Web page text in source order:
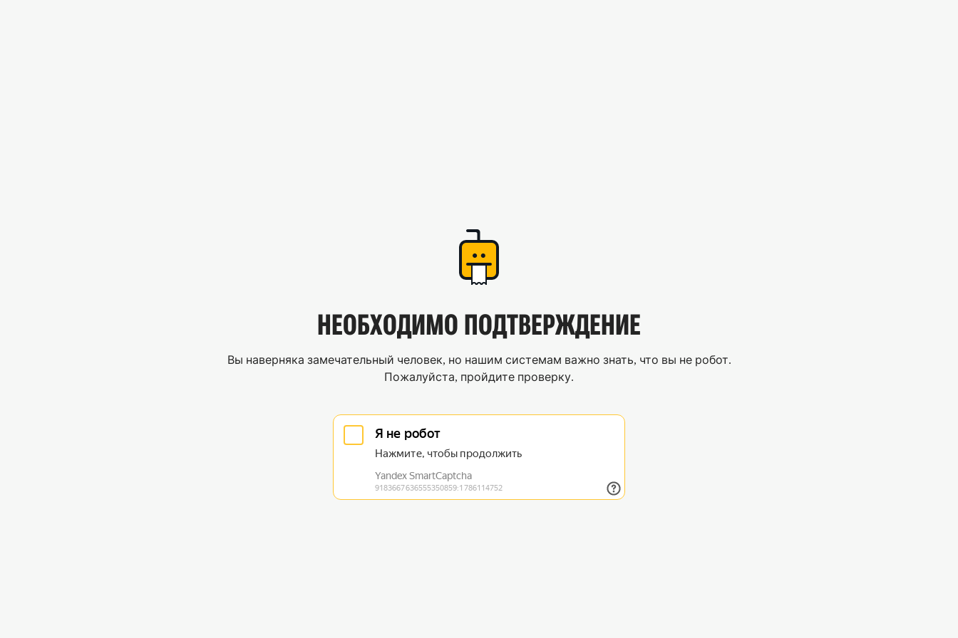
НЕОБХОДИМО ПОДТВЕРЖДЕНИЕ
Вы наверняка замечательный человек, но нашим системам важно знать, что вы не робот.
Пожалуйста, пройдите проверку.